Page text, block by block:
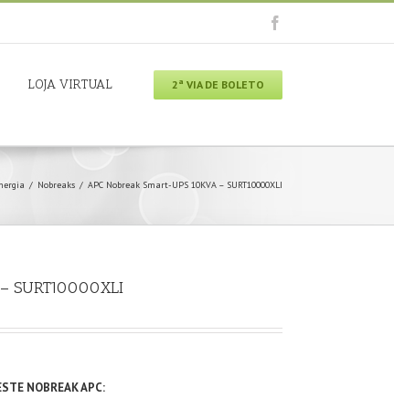
LOJA VIRTUAL 2ª VIA DE BOLETO
/ Nobreaks / APC Nobreak Smart-UPS 10KVA – SURT10000XLI
SURT10000XLI
NOBREAK APC: